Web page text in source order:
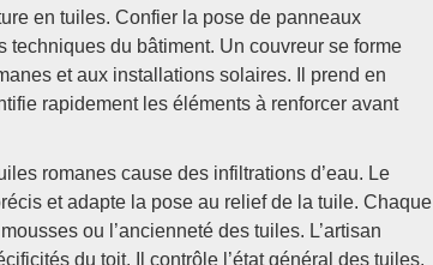
en tuiles. Confier la pose de panneaux
du bâtiment. Un couvreur se forme
et aux installations solaires. Il prend en
rapidement les éléments à renforcer avant
romanes cause des infiltrations d’eau. Le
et adapte la pose au relief de la tuile. Chaque
ou l’ancienneté des tuiles. L’artisan
du toit. Il contrôle l’état général des tuiles,